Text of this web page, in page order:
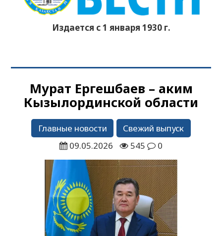
Издается с 1 января 1930 г.
Мурат Ергешбаев – аким
Кызылординской области
Главные новости
Свежий выпуск
09.05.2026
545 0